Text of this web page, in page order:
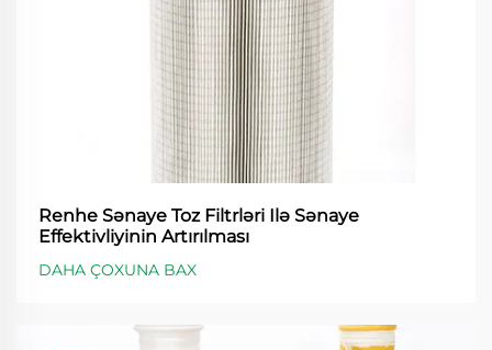
Renhe Sənaye Toz Filtrləri Ilə Sənaye
Effektivliyinin Artırılması
DAHA ÇOXUNA BAX